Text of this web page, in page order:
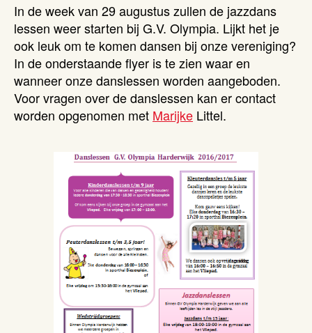
In de week van 29 augustus zullen de jazzdans
lessen weer starten bij G.V. Olympia. Lijkt het je
ook leuk om te komen dansen bij onze vereniging?
In de onderstaande flyer is te zien waar en
wanneer onze danslessen worden aangeboden.
Voor vragen over de danslessen kan er contact
worden opgenomen met Marijke Littel.